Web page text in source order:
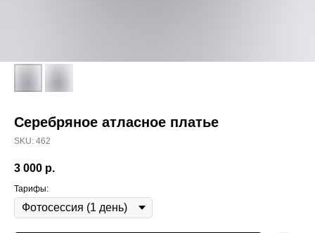
Серебряное атласное платье
SKU: 462
3 000 р.
Тарифы: